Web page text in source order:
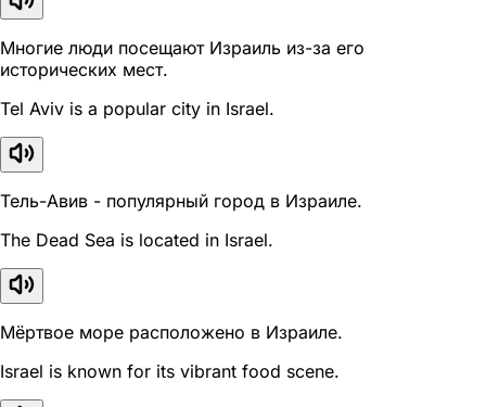
Многие люди посещают Израиль из-за его
исторических мест.
Tel Aviv is a popular city in Israel.
Тель-Авив - популярный город в Израиле.
The Dead Sea is located in Israel.
Мёртвое море расположено в Израиле.
Israel is known for its vibrant food scene.